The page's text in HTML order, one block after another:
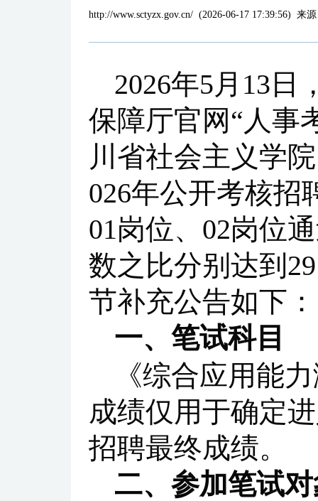
http://www.sctyzx.gov.cn/ (2026-06-17 17:39:56) 来
2026年5月13日
保障厅官网“人事
川省社会主义学
026年公开考核招
01岗位、02岗位
数之比分别达到
节补充公告如下：
一、笔试科目
《综合应用能
成绩仅用于确定
招聘最终成绩。
二、参加笔试